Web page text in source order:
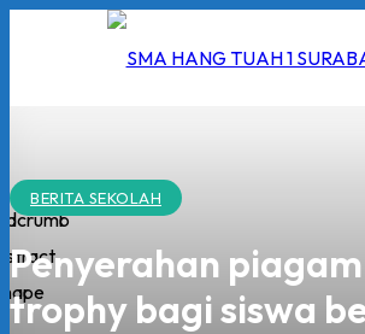
BERITA SEKOLAH
Penyerahan
trophy bagi siswa